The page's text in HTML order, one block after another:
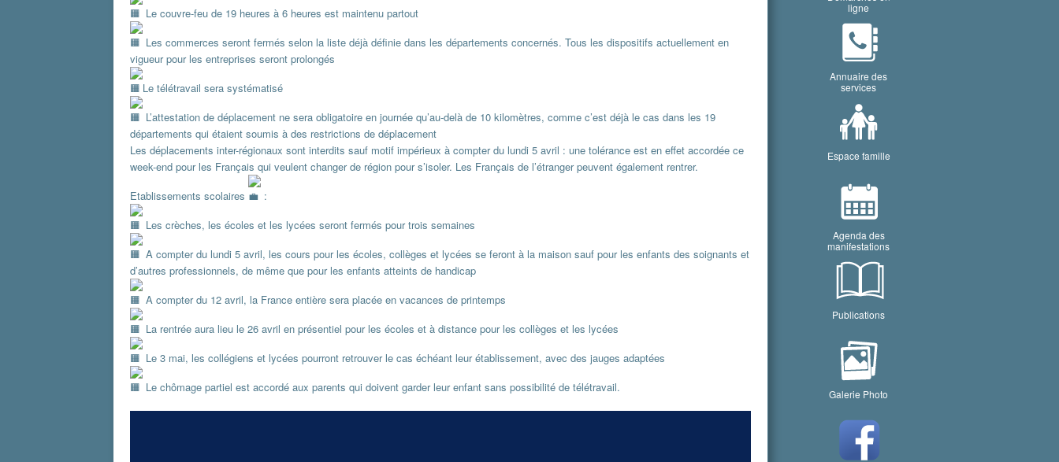
Le couvre-feu de 19 heures à 6 heures est maintenu partout
Les commerces seront fermés selon la liste déjà définie dans les départements concernés. Tous les dispositifs actuellement en
vigueur pour les entreprises seront prolongés
Le télétravail sera systématisé
L’attestation de déplacement ne sera obligatoire en journée qu’au-delà de 10 kilomètres, comme c’est déjà le cas dans les 19
départements qui étaient soumis à des restrictions de déplacement
Les déplacements inter-régionaux sont interdits sauf motif impérieux à compter du lundi 5 avril : une tolérance est en effet accordée ce
week-end pour les Français qui veulent changer de région pour s’isoler. Les Français de l’étranger peuvent également rentrer.
Etablissements scolaires
:
Les crèches, les écoles et les lycées seront fermés pour trois semaines
A compter du lundi 5 avril, les cours pour les écoles, collèges et lycées se feront à la maison sauf pour les enfants des soignants et
d’autres professionnels, de même que pour les enfants atteints de handicap
A compter du 12 avril, la France entière sera placée en vacances de printemps
La rentrée aura lieu le 26 avril en présentiel pour les écoles et à distance pour les collèges et les lycées
Le 3 mai, les collégiens et lycées pourront retrouver le cas échéant leur établissement, avec des jauges adaptées
Le chômage partiel est accordé aux parents qui doivent garder leur enfant sans possibilité de télétravail.
ligne
Annuaire des
services
Espace famille
Agenda des
manifestations
Publications
Galerie Photo